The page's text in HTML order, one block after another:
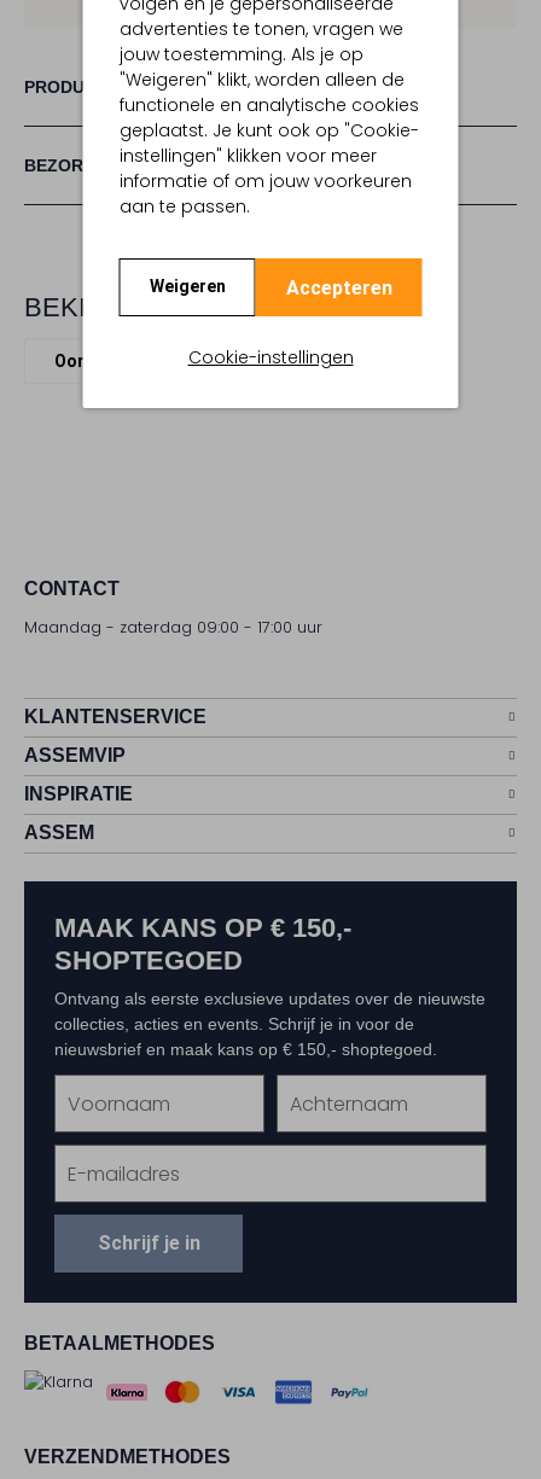
advertenties te tonen, vragen we
jouw toestemming. Als je op
"Weigeren" klikt, worden alleen de
functionele en analytische cookies
geplaatst. Je kunt ook op "Cookie-
instellingen" klikken voor meer
informatie of om jouw voorkeuren
aan te passen.
Weigeren Accepteren
Cookie-instellingen
PRODUCT INFORMATIE
BEZORGEN & RETOURNEREN
BEKIJK MEER
Oorbellen Lott. Gioielli
CONTACT
Maandag - zaterdag 09:00 - 17:00 uur
KLANTENSERVICE
ASSEMVIP
INSPIRATIE
ASSEM
BETAALMETHODES
VERZENDMETHODES
MAAK KANS OP € 150,-
SHOPTEGOED
Ontvang als eerste exclusieve updates over de nieuwste
collecties, acties en events. Schrijf je in voor de
nieuwsbrief en maak kans op € 150,- shoptegoed.
Schrijf je in